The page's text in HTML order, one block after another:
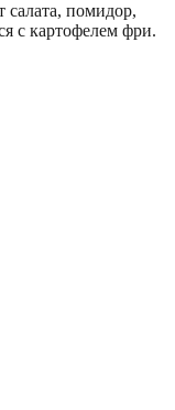
салата, помидор,
с картофелем фри.